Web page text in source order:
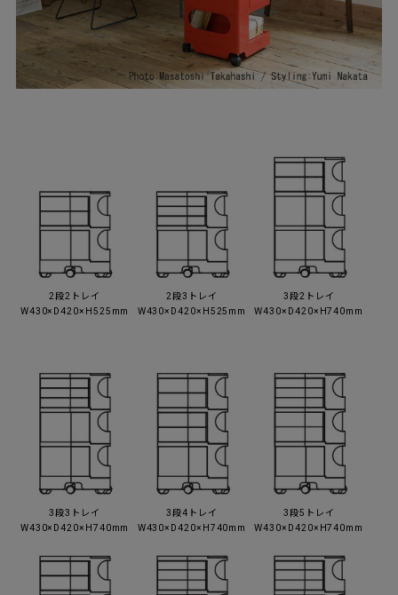
2段2トレイ
W430×D420×H525mm
2段3トレイ
W430×D420×H525mm
3段2トレイ
W430×D420×H740mm
3段3トレイ
W430×D420×H740mm
3段4トレイ
W430×D420×H740mm
3段5トレイ
W430×D420×H740mm